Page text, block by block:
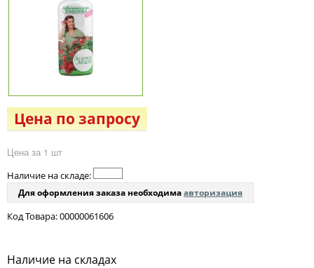
Цена по запросу
Цена за 1 шт
Наличие на складе:
Для оформления заказа необходимаавторизация
Код Товара: 00000061606
Наличие на складах